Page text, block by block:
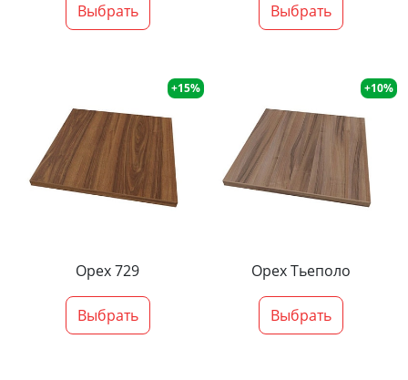
Выбрать Выбрать
+15%
Орех 729
Выбрать
+10%
Орех Тьеполо
Выбрать